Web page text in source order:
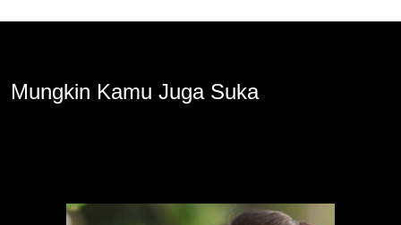
Mungkin Kamu Juga Suka